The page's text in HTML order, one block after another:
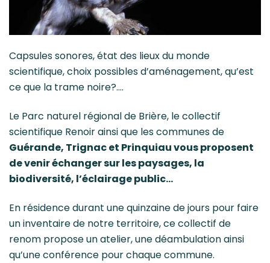
Capsules sonores, état des lieux du monde
scientifique, choix possibles d’aménagement, qu’est
ce que la trame noire?….
Le Parc naturel régional de Brière, le collectif
scientifique Renoir ainsi que les communes de
Guérande, Trignac et Prinquiau vous proposent
de venir échanger sur les paysages, la
biodiversité, l’éclairage public…
En résidence durant une quinzaine de jours pour faire
un inventaire de notre territoire, ce collectif de
renom propose un atelier, une déambulation ainsi
qu’une conférence pour chaque commune.